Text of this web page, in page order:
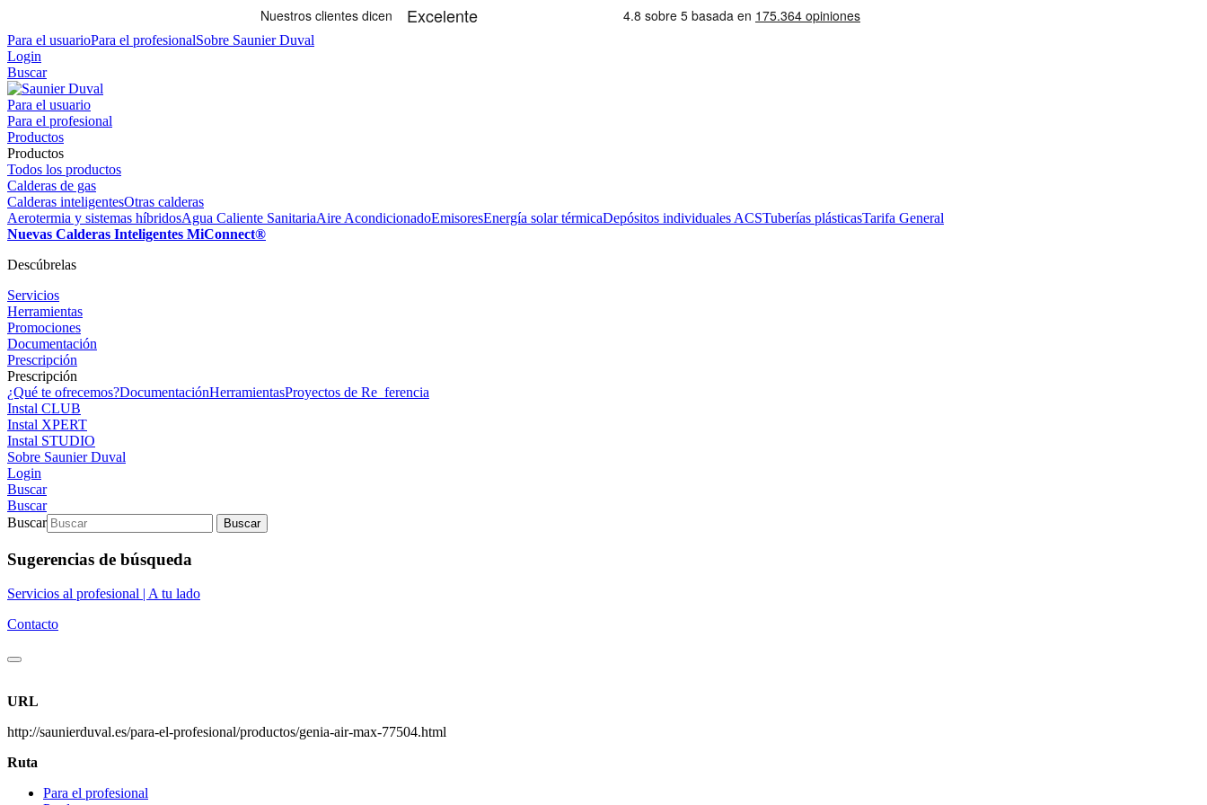
Para el usuarioPara el profesionalSobre Saunier Duval
Login
Buscar
Para el usuario
Para el profesional
Productos
Productos
Todos los productos
Calderas de gas
Calderas inteligentesOtras calderas
Aerotermia y sistemas híbridosAgua Caliente SanitariaAire AcondicionadoEmisoresEnergía solar térmicaDepósitos individuales ACSTuberías plásticasTarifa General
Nuevas Calderas Inteligentes MiConnect®
Descúbrelas
Servicios
Herramientas
Promociones
Documentación
Prescripción
Prescripción
¿Qué te ofrecemos?DocumentaciónHerramientasProyectos de Re_ferencia
Instal CLUB
Instal XPERT
Instal STUDIO
Sobre Saunier Duval
Login
Buscar
Buscar
Buscar
Buscar
Sugerencias de búsqueda
Servicios al profesional | A tu lado
Contacto
URL
http://saunierduval.es/para-el-profesional/productos/genia-air-max-77504.html
Ruta
Para el profesional